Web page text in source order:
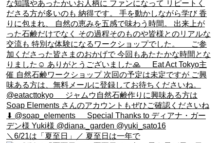
＼6/21は「夏至日」／ 夏至日は一年で